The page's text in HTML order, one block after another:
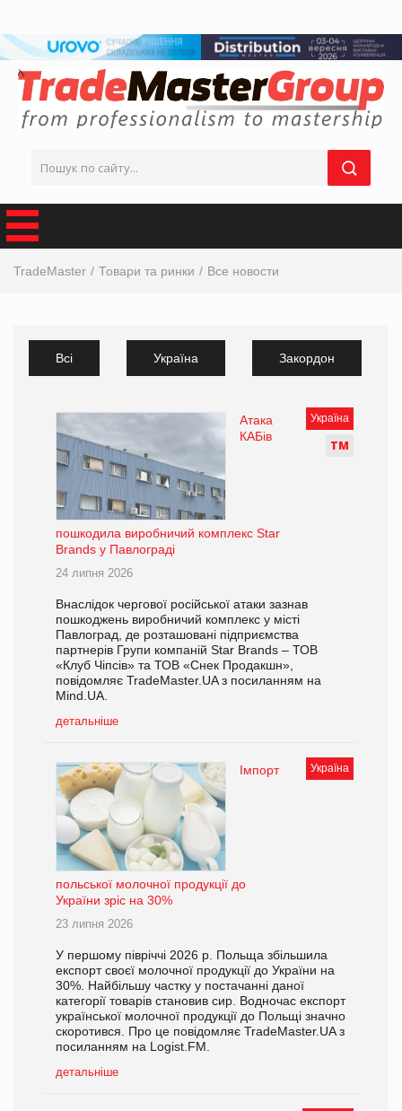
TradeMaster Товари та ринки Все новости
Всі Україна Закордон
Україна
ТМ
Атака
КАБів
пошкодила виробничий комплекс Star
Brands у Павлограді
24 липня 2026
Внаслідок чергової російської атаки зазнав
пошкоджень виробничий комплекс у місті
Павлоград, де розташовані підприємства
партнерів Групи компаній Star Brands – ТОВ
«Клуб Чіпсів» та ТОВ «Снек Продакшн»,
повідомляє TradeMaster.UA з посиланням на
Mind.UA.
детальніше
Україна
Імпорт
польської молочної продукції до
України зріс на 30%
23 липня 2026
У першому півріччі 2026 р. Польща збільшила
експорт своєї молочної продукції до України на
30%. Найбільшу частку у постачанні даної
категорії товарів становив сир. Водночас експорт
української молочної продукції до Польщі значно
скоротився. Про це повідомляє TradeMaster.UA з
посиланням на Logist.FM.
детальніше